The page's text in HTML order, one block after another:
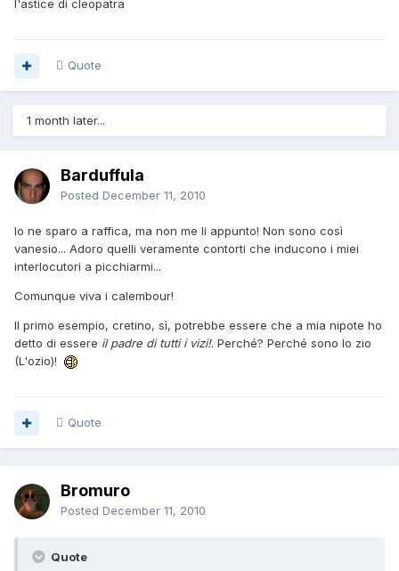
l'astice di cleopatra
Quote
1 month later...
Barduffula
Posted December 11, 2010
Io ne sparo a raffica, ma non me li appunto! Non sono così
vanesio... Adoro quelli veramente contorti che inducono i miei
interlocutori a picchiarmi...
Comunque viva i calembour!
Il primo esempio, cretino, sì, potrebbe essere che a mia nipote ho
detto di essere il padre di tutti i vizi!. Perché? Perché sono lo zio
(L'ozio)!
Quote
Bromuro
Posted December 11, 2010
Quote